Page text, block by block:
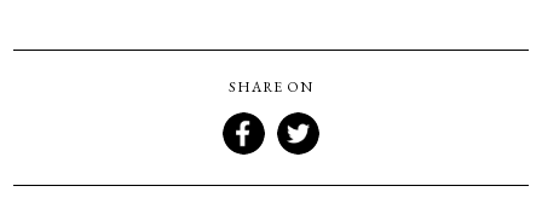
SHARE ON